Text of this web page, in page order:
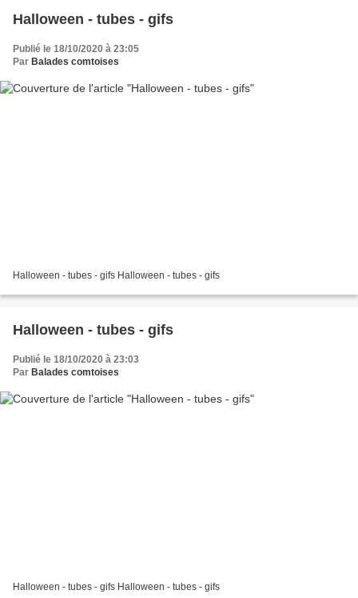
Halloween - tubes - gifs
Publié le 18/10/2020 à 23:05
Par Balades comtoises
Halloween - tubes - gifs Halloween - tubes - gifs
Halloween - tubes - gifs
Publié le 18/10/2020 à 23:03
Par Balades comtoises
Halloween - tubes - gifs Halloween - tubes - gifs